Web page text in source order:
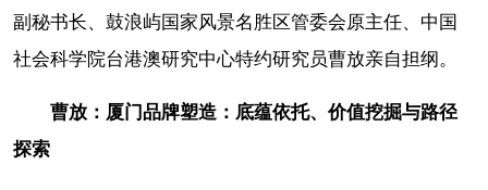
副秘书长、鼓浪屿国家风景名胜区管委会原主任、中国
社会科学院台港澳研究中心特约研究员曹放亲自担纲。
曹放：厦门品牌塑造：底蕴依托、价值挖掘与路径
探索